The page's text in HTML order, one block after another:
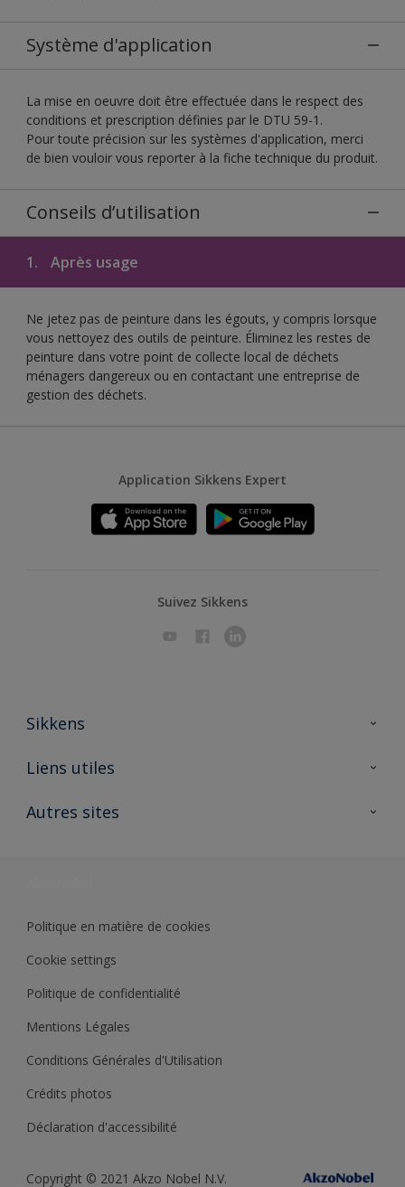
Système d'application
La mise en oeuvre doit être effectuée dans le respect des
conditions et prescription définies par le DTU 59-1.
Pour toute précision sur les systèmes d'application, merci
de bien vouloir vous reporter à la fiche technique du produit.
Conseils d’utilisation
1. Après usage
Ne jetez pas de peinture dans les égouts, y compris lorsque
vous nettoyez des outils de peinture. Éliminez les restes de
peinture dans votre point de collecte local de déchets
ménagers dangereux ou en contactant une entreprise de
gestion des déchets.
Application Sikkens Expert
Suivez Sikkens
Sikkens
A propos de Sikkens
Liens utiles
Ouvrir un magasin PASS
Autres sites
Politique en matière de cookies
Cookie settings
Politique de confidentialité
Mentions Légales
Conditions Générales d'Utilisation
Crédits photos
Déclaration d'accessibilité
Copyright © 2021 Akzo Nobel N.V.